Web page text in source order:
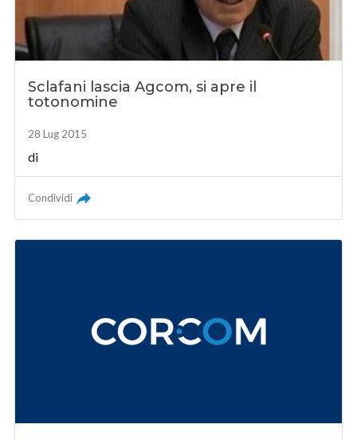
Sclafani lascia Agcom, si apre il
totonomine
28 Lug 2015
di
Condividi